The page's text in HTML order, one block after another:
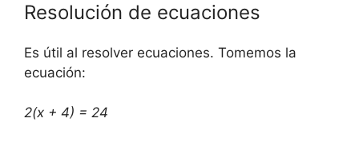
⁤Resolución​ de ecuaciones
Es útil al resolver ecuaciones. ​Tomemos la
ecuación:
2(x ⁣+ 4) = 24